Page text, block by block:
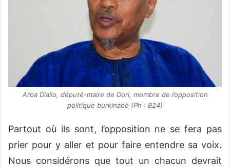
Arba Diallo, député-maire de Dori, membre de l’opposition
politique burkinabè (Ph : B24)
Partout où ils sont, l’opposition ne se fera pas
prier pour y aller et pour faire entendre sa voix.
Nous considérons que tout un chacun devrait